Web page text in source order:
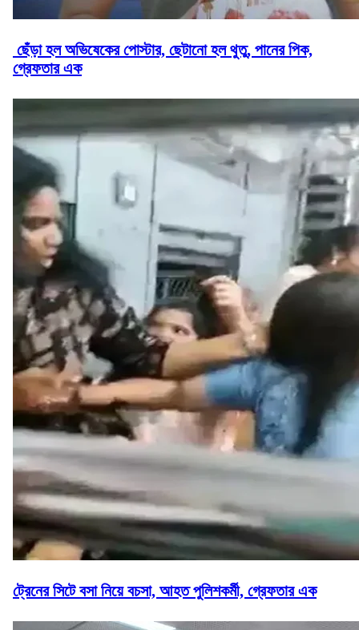
ছেঁড়া হল অভিষেকের পোস্টার, ছেটানো হল থুতু, পানের পিক,
গ্রেফতার এক
ট্রেনের সিটে বসা নিয়ে বচসা, আহত পুলিশকর্মী, গ্রেফতার এক